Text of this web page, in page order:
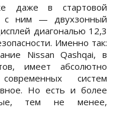
даже в стартовой
с ним — двухзонный
диагональю 12,3
Именно так:
Nissan Qashqai, в
имеет абсолютно
систем
Но есть и более
тем не менее,